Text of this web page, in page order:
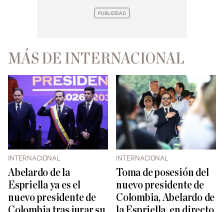
MÁS DE INTERNACIONAL
INTERNACIONAL
Abelardo de la
Espriella ya es el
nuevo presidente de
INTERNACIONAL
Toma de posesión del
nuevo presidente de
Colombia, Abelardo de